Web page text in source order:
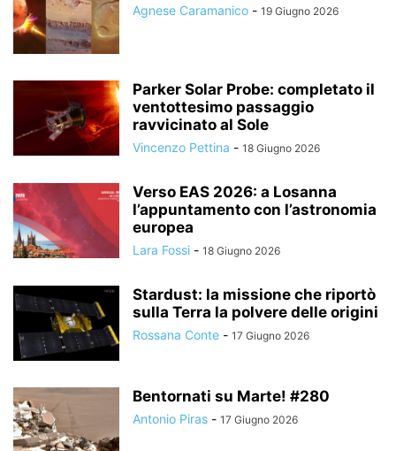
Agnese Caramanico - 19 Giugno 2026
Parker Solar Probe: completato il
ventottesimo passaggio
ravvicinato al Sole
Vincenzo Pettina - 18 Giugno 2026
Verso EAS 2026: a Losanna
l’appuntamento con l’astronomia
europea
Lara Fossi - 18 Giugno 2026
Stardust: la missione che riportò
sulla Terra la polvere delle origini
Rossana Conte - 17 Giugno 2026
Bentornati su Marte! #280
Antonio Piras - 17 Giugno 2026